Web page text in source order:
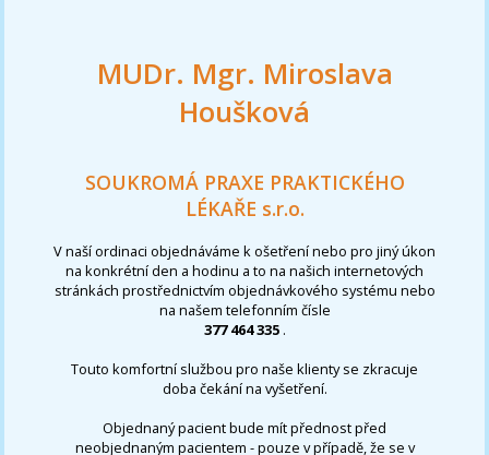
MUDr. Mgr. Miroslava
Houšková
SOUKROMÁ PRAXE PRAKTICKÉHO
LÉKAŘE s.r.o.
V naší ordinaci objednáváme k ošetření nebo pro jiný úkon
na konkrétní den a hodinu a to na našich internetových
stránkách prostřednictvím objednávkového systému nebo
na našem telefonním čísle
377 464 335 .
Touto komfortní službou pro naše klienty se zkracuje
doba čekání na vyšetření.
Objednaný pacient bude mít přednost před
neobjednaným pacientem - pouze v případě, že se v